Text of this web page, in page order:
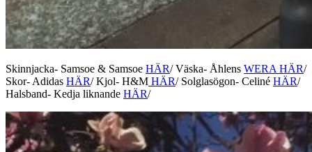
Skinnjacka- Samsoe & Samsoe HÄR/ Väska- Åhlens WERA HÄR/
Skor- Adidas HÄR/ Kjol- H&M HÄR/ Solglasögon- Celiné HÄR/
Halsband- Kedja liknande HÄR/